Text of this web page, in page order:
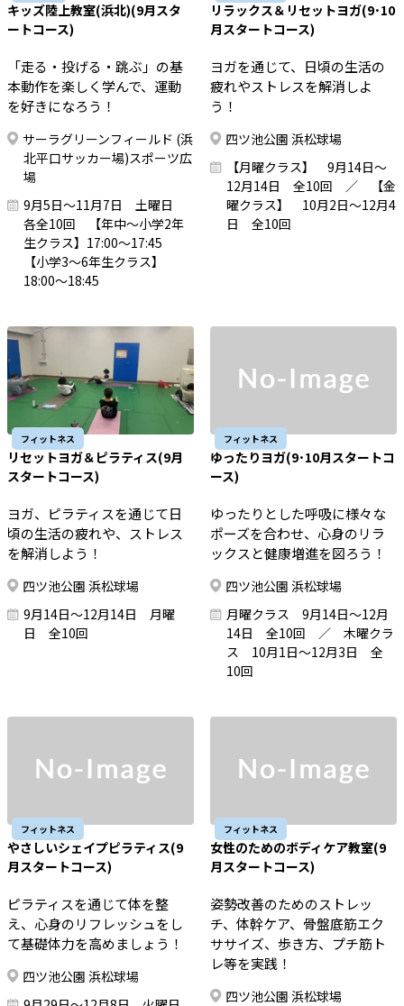
キッズ陸上教室(浜北)(9月スタ
ートコース)
「走る・投げる・跳ぶ」の基
本動作を楽しく学んで、運動
を好きになろう！
サーラグリーンフィールド (浜
北平口サッカー場)スポーツ広
場
9月5日～11月7日 土曜日
各全10回 【年中～小学2年
生クラス】17:00～17:45
【小学3～6年生クラス】
18:00～18:45
リラックス＆リセットヨガ(9･10
月スタートコース)
ヨガを通じて、日頃の生活の
疲れやストレスを解消しよ
う！
四ツ池公園 浜松球場
【月曜クラス】 9月14日～
12月14日 全10回 ／ 【金
曜クラス】 10月2日～12月4
日 全10回
フィットネス
リセットヨガ＆ピラティス(9月
スタートコース)
ヨガ、ピラティスを通じて日
頃の生活の疲れや、ストレス
を解消しよう！
四ツ池公園 浜松球場
9月14日～12月14日 月曜
日 全10回
フィットネス
ゆったりヨガ(9･10月スタートコ
ース)
ゆったりとした呼吸に様々な
ポーズを合わせ、心身のリラ
ックスと健康増進を図ろう！
四ツ池公園 浜松球場
月曜クラス 9月14日～12月
14日 全10回 ／ 木曜クラ
ス 10月1日～12月3日 全
10回
フィットネス
やさしいシェイプピラティス(9
月スタートコース)
ピラティスを通じて体を整
え、心身のリフレッシュをし
て基礎体力を高めましょう！
四ツ池公園 浜松球場
フィットネス
女性のためのボディケア教室(9
月スタートコース)
姿勢改善のためのストレッ
チ、体幹ケア、骨盤底筋エク
ササイズ、歩き方、プチ筋ト
レ等を実践！
四ツ池公園 浜松球場